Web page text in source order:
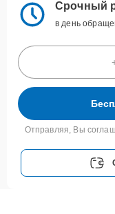
Срочный
в день
Отправляя, Вы